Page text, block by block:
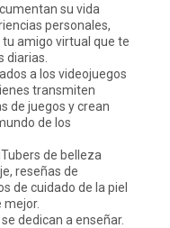
su vida
personales,
amigo virtual que te
diarias.
a los videojuegos
transmiten
de juegos y crean
de los
de belleza
reseñas de
de cuidado de la piel
dedican a enseñar.